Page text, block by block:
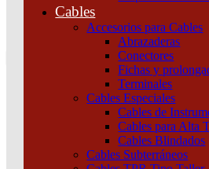
Cables
Accesorios para Cables
Abrazaderas
Conectores
Fichas y
Terminales
Cables Especiales
Cables de
Cables para Alta
Cables Blindados
Cables Subterráneos
Maniobra y Protección/
Interruptores y seccionadores